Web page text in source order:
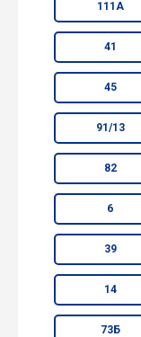
111А
41
45
91/13
82
6
39
14
73Б